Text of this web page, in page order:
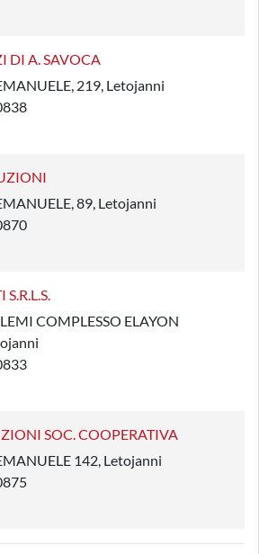
DI A. SAVOCA
219, Letojanni
89, Letojanni
COMPLESSO ELAYON
SOC. COOPERATIVA
142, Letojanni